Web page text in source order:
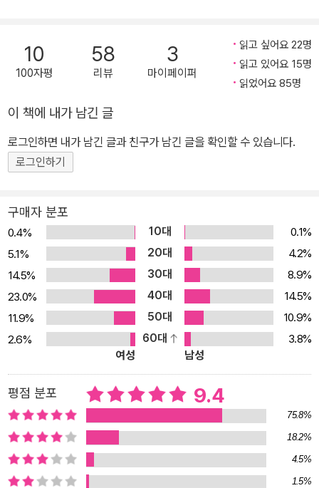
주에 거주하며 계속 집필에 매진하고 있다.
비극의 현장에 항상 특정 TV 뉴스 기자가 출동한다는 것을 알아차리
기 시작한 게 발단이었다. 그들의 보도가 항상 지역 뉴스와 전국 뉴스
의 헤드라인을 장식했다. 그 업계에서는 ‘피가 흐르는 곳에 특종이 있
상력이 지나치게 풍부했던 어린 시절의 내 머릿속에서 반향을 일으켰
다. 묘지에서 전화벨이 울린다는 설정 말이다."-「작가의 말」 중
10
100자평
58
리뷰
3
마이페이퍼
읽고 싶어요 22명
읽고 있어요 15명
읽었어요 85명
이 책에 내가 남긴 글
로그인하면 내가 남긴 글과 친구가 남긴 글을 확인할 수 있습니다.
로그인하기
구매자 분포
0.4% 10대
0.1%
5.1%
20대
4.2%
14.5%
30대
8.9%
23.0%
40대
14.5%
11.9%
50대
10.9%
2.6%
60대
3.8%
여성
남성
평점 분포 9.4
75.8%
18.2%
4.5%
1.5%